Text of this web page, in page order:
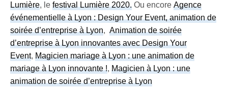
Lumière, lefestival Lumière 2020. Ou encoreAgence
événementielle à Lyon : Design Your Event, animation de
soirée d’entreprise à Lyon,Animation de soirée
d’entreprise à Lyon innovantes avec Design Your
Event,Magicien mariage à Lyon : une animation de
mariage à Lyon innovante !,Magicien à Lyon : une
animation de soirée d’entreprise à Lyon